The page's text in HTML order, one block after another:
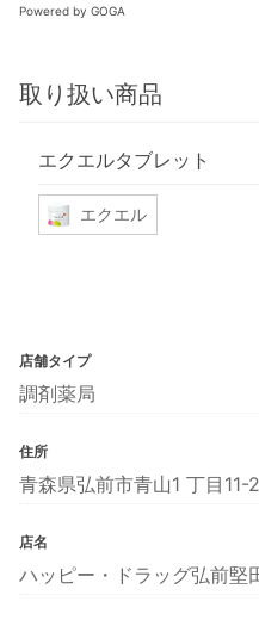
Powered by GOGA
取り扱い商品
エクエルタブレット
エクエル
店舗タイプ
調剤薬局
住所
青森県弘前市青山1 丁目11-2
店名
ハッピー・ドラッグ弘前堅